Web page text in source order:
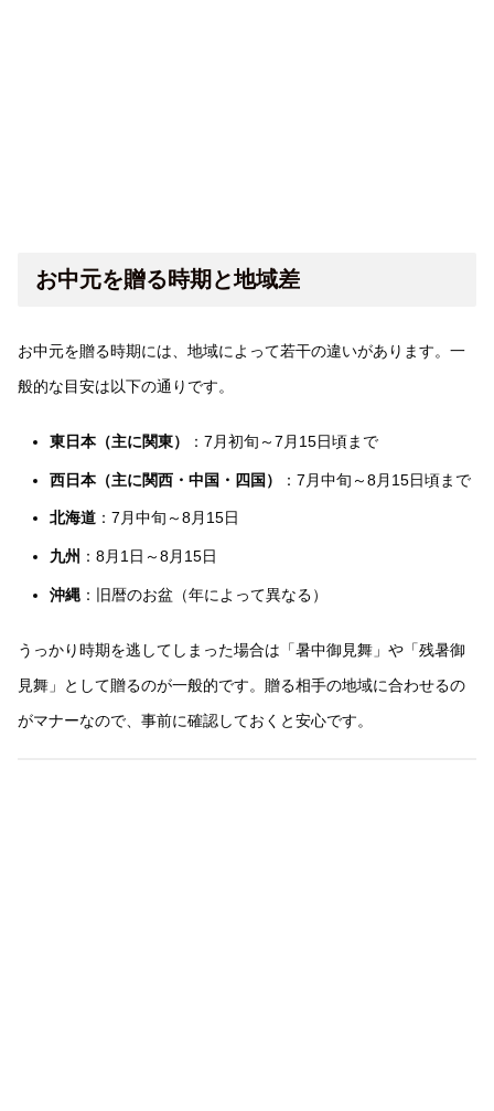
お中元を贈る時期と地域差
お中元を贈る時期には、地域によって若干の違いがあります。一
般的な目安は以下の通りです。
東日本（主に関東） ：7月初旬～7月15日頃まで
西日本（主に関西・中国・四国） ：7月中旬～8月15日頃まで
北海道：7月中旬～8月15日
九州 ：8月1日～8月15日
沖縄：旧暦のお盆（年によって異なる）
うっかり時期を逃してしまった場合は「暑中御見舞」や「残暑御
見舞」として贈るのが一般的です。贈る相手の地域に合わせるの
がマナーなので、事前に確認しておくと安心です。